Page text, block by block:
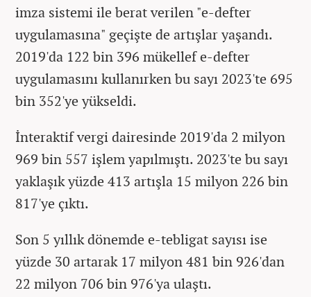
imza sistemi ile berat verilen "e-defter
uygulamasına" geçişte de artışlar yaşandı.
2019'da 122 bin 396 mükellef e-defter
uygulamasını kullanırken bu sayı 2023'te 695
bin 352'ye yükseldi.
İnteraktif vergi dairesinde 2019'da 2 milyon
969 bin 557 işlem yapılmıştı. 2023'te bu sayı
yaklaşık yüzde 413 artışla 15 milyon 226 bin
817'ye çıktı.
Son 5 yıllık dönemde e-tebligat sayısı ise
yüzde 30 artarak 17 milyon 481 bin 926'dan
22 milyon 706 bin 976'ya ulaştı.